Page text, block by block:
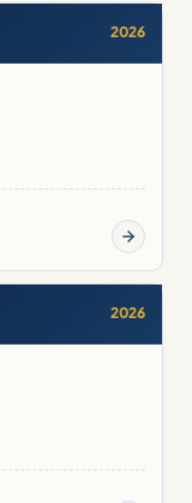
2026
2026